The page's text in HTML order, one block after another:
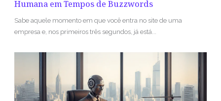
Humana em Tempos de Buzzwords
Sabe aquele momento em que você entra no site de uma
empresa e, nos primeiros três segundos, já está...